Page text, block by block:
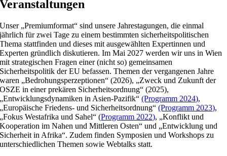
Veranstaltungen
Unser „Premiumformat“ sind unsere Jahrestagungen, die einmal
jährlich für zwei Tage zu einem bestimmten sicherheitspolitischen
Thema stattfinden und dieses mit ausgewählten Expertinnen und
Experten gründlich diskutieren. Im Mai 2027 werden wir uns in Wien
mit strategischen Fragen einer (nicht so) gemeinsamen
Sicherheitspolitik der EU befassen. Themen der vergangenen Jahre
waren „Bedrohungsperzeptionen“ (2026), „Zweck und Zukunft der
OSZE in einer prekären Sicherheitsordnung“ (2025),
„Entwicklungsdynamiken in Asien-Pazifik“(Programm 2024),
„Europäische Friedens- und Sicherheitsordnung“(Programm 2023),
„Fokus Westafrika und Sahel“ (Programm 2022), „Konflikt und
Kooperation im Nahen und Mittleren Osten“ und „Entwicklung und
Sicherheit in Afrika“. Zudem finden Symposien und Workshops zu
unterschiedlichen Themen sowie Webtalks statt.